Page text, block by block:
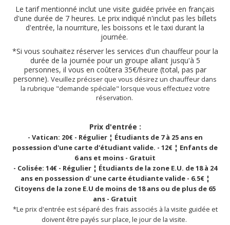
Le tarif mentionné inclut une visite guidée privée en français
d'une durée de 7 heures. Le prix indiqué n'inclut pas les billets
d'entrée, la nourriture, les boissons et le taxi durant la
journée.
*Si vous souhaitez réserver les services d'un chauffeur pour la
durée de la journée pour un groupe allant jusqu'à 5
personnes, il vous en coûtera 35€/heure (total, pas par
personne). Veuillez préciser que vous désirez un chauffeur dans
la rubrique "demande spéciale" lorsque vous effectuez votre
réservation.
Prix d'entrée :
- Vatican: 20€- Régulier ¦ Étudiants de 7 à 25 ans en
possession d'une carte d'étudiant valide. - 12€ ¦ Enfants de
6 ans et moins - Gratuit
- Colisée: 14€- Régulier ¦ Étudiants de la zone E.U. de 18 à 24
ans en possession d' une carte étudiante valide - 6.5€¦
Citoyens de la zone E.U de moins de 18 ans ou de plus de 65
ans - Gratuit
*Le prix d'entrée est séparé des frais associés à la visite guidée et
doivent être payés sur place, le jour de la visite.